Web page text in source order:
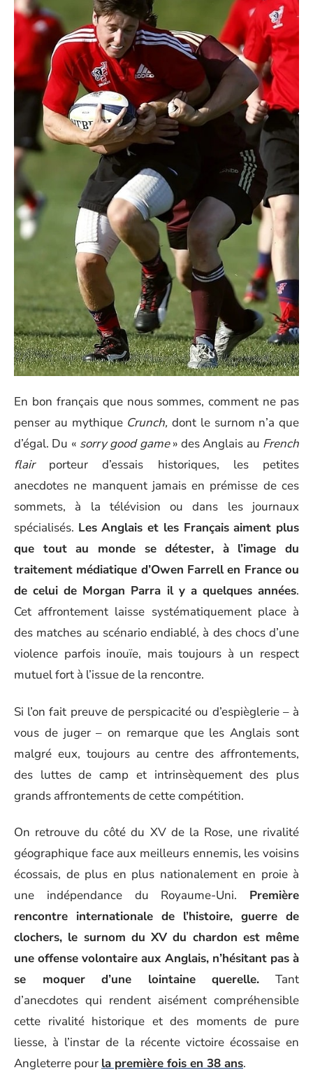
En bon français que nous sommes, comment ne pas
penser au mythique Crunch, dont le surnom n’a que
d’égal. Du « sorry good game» des Anglais au French
flair porteur d’essais historiques, les petites
anecdotes ne manquent jamais en prémisse de ces
sommets, à la télévision ou dans les journaux
spécialisés. Les Anglais et les Français aiment plus
que tout au monde se détester, à l’image du
traitement médiatique d’Owen Farrell en France ou
de celui de Morgan Parra il y a quelques années.
Cet affrontement laisse systématiquement place à
des matches au scénario endiablé, à des chocs d’une
violence parfois inouïe, mais toujours à un respect
mutuel fort à l’issue de la rencontre.
Si l’on fait preuve de perspicacité ou d’espièglerie – à
vous de juger – on remarque que les Anglais sont
malgré eux, toujours au centre des affrontements,
des luttes de camp et intrinsèquement des plus
grands affrontements de cette compétition.
On retrouve du côté du XV de la Rose, une rivalité
géographique face aux meilleurs ennemis, les voisins
écossais, de plus en plus nationalement en proie à
une indépendance du Royaume-Uni. Première
rencontre internationale de l’histoire, guerre de
clochers, le surnom du XV du chardon est même
une offense volontaire aux Anglais, n’hésitant pas à
se moquer d’une lointaine querelle. Tant
d’anecdotes qui rendent aisément compréhensible
cette rivalité historique et des moments de pure
liesse, à l’instar de la récente victoire écossaise en
Angleterre pour la première fois en 38 ans.